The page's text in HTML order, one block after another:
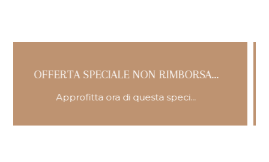
TARIFFA FLESSIBILE -
Miglior tariffa con